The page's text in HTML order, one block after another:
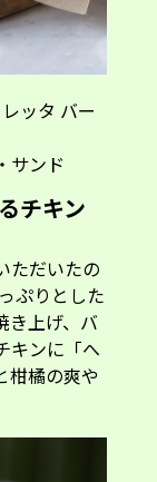
ッタ バー
サンド
チキン
ただいたの
ぷりとした
き上げ、バ
キンに「へ
柑橘の爽や